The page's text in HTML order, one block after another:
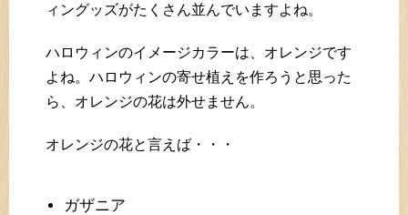
ィングッズがたくさん並んでいますよね。
ハロウィンのイメージカラーは、オレンジです
よね。ハロウィンの寄せ植えを作ろうと思った
ら、オレンジの花は外せません。
オレンジの花と言えば・・・
ガザニア